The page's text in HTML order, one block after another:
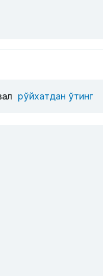
рўйхатдан ўтинг